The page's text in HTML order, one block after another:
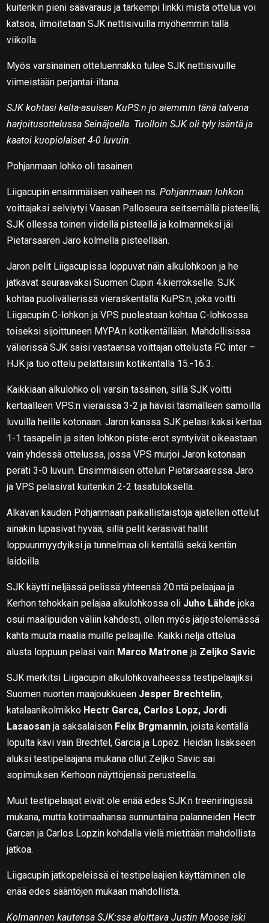
kuitenkin pieni säävaraus ja tarkempi linkki mistä ottelua voi
katsoa, ilmoitetaan SJK nettisivuilla myöhemmin tällä
viikolla.
Myös varsinainen otteluennakko tulee SJK nettisivuille
viimeistään perjantai-iltana.
SJK kohtasi kelta-asuisen KuPS:n jo aiemmin tänä talvena
harjoitusottelussa Seinäjoella. Tuolloin SJK oli tyly isäntä ja
kaatoi kuopiolaiset 4-0 luvuin.
Pohjanmaan lohko oli tasainen
Liigacupin ensimmäisen vaiheen ns.Pohjanmaan lohkon
voittajaksi selviytyi Vaasan Palloseura seitsemällä pisteellä,
SJK ollessa toinen viidellä pisteellä ja kolmanneksi jäi
Pietarsaaren Jaro kolmella pisteellään.
Jaron pelit Liigacupissa loppuvat näin alkulohkoon ja he
jatkavat seuraavaksi Suomen Cupin 4.kierrokselle. SJK
kohtaa puolivälierissä vieraskentällä KuPS:n, joka voitti
Liigacupin C-lohkon ja VPS puolestaan kohtaa C-lohkossa
toiseksi sijoittuneen MYPA:n kotikentällään. Mahdollisissa
välierissä SJK saisi vastaansa voittajan ottelusta FC inter –
HJK ja tuo ottelu pelattaisiin kotikentällä 15.-16.3.
Kaikkiaan alkulohko oli varsin tasainen, sillä SJK voitti
kertaalleen VPS:n vieraissa 3-2 ja hävisi täsmälleen samoilla
luvuilla heille kotonaan. Jaron kanssa SJK pelasi kaksi kertaa
1-1 tasapelin ja siten lohkon piste-erot syntyivät oikeastaan
vain yhdessä ottelussa, jossa VPS murjoi Jaron kotonaan
peräti 3-0 luvuin. Ensimmäisen ottelun Pietarsaaressa Jaro
ja VPS pelasivat kuitenkin 2-2 tasatuloksella.
Alkavan kauden Pohjanmaan paikallistaistoja ajatellen ottelut
ainakin lupasivat hyvää, sillä pelit keräsivät hallit
loppuunmyydyiksi ja tunnelmaa oli kentällä sekä kentän
laidoilla.
SJK käytti neljässä pelissä yhteensä 20:ntä pelaajaa ja
Kerhon tehokkain pelajaa alkulohkossa oli Juho Lähde joka
osui maalipuiden väliin kahdesti, ollen myös järjestelemässä
kahta muuta maalia muille pelaajille. Kaikki neljä ottelua
alusta loppuun pelasi vain Marco Matrone ja Zeljko Savic.
SJK merkitsi Liigacupin alkulohkovaiheessa testipelaajiksi
Suomen nuorten maajoukkueen Jesper Brechtelin,
katalaanikolmikko Hectr Garca, Carlos Lopz, Jordi
Lasaosan ja saksalaisen Felix Brgmannin, joista kentällä
lopulta kävi vain Brechtel, Garcia ja Lopez. Heidän lisäkseen
aluksi testipelaajana mukana ollut Zeljko Savic sai
sopimuksen Kerhoon näyttöjensä perusteella.
Muut testipelaajat eivät ole enää edes SJK:n treeniringissä
mukana, mutta kotimaahansa sunnuntaina palanneiden Hectr
Garcan ja Carlos Lopzin kohdalla vielä mietitään mahdollista
jatkoa.
Liigacupin jatkopeleissä ei testipelaajien käyttäminen ole
enää edes sääntöjen mukaan mahdollista.
Kolmannen kautensa SJK:ssa aloittava Justin Moose iski